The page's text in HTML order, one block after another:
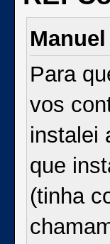
Para
vos
instalei
que
(tinha